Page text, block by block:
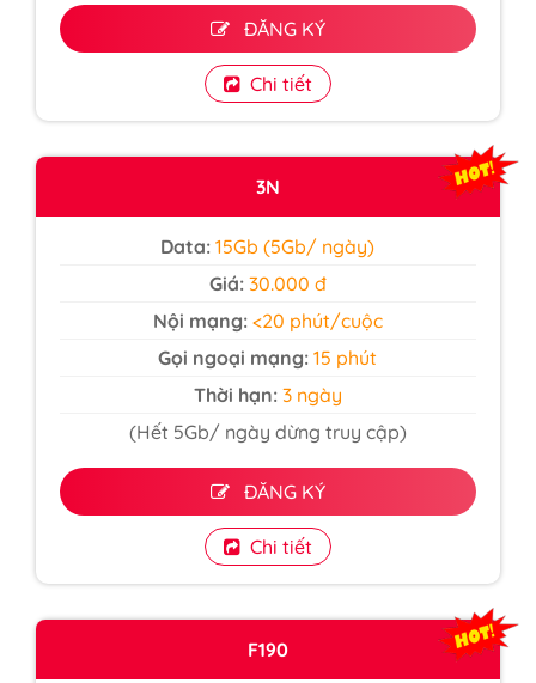
ĐĂNG KÝ
Chi tiết
3N
Data: 15Gb (5Gb/ ngày)
Giá: 30.000 đ
Nội mạng: <20 phút/cuộc
Gọi ngoại mạng: 15 phút
Thời hạn:3 ngày
(Hết 5Gb/ ngày dừng truy cập)
ĐĂNG KÝ
Chi tiết
F190